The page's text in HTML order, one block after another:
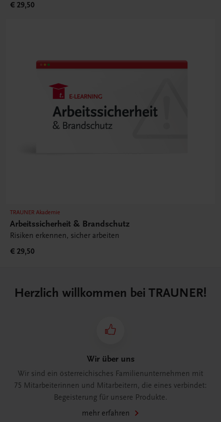
€ 29,50
TRAUNER Akademie
Arbeitssicherheit & Brandschutz
Risiken erkennen, sicher arbeiten
€ 29,50
Herzlich willkommen bei TRAUNER!
Wir über uns
Wir sind ein österreichisches Familienunternehmen mit
75 Mitarbeiterinnen und Mitarbeitern, die eines verbindet:
Begeisterung für unsere Produkte.
mehr erfahren